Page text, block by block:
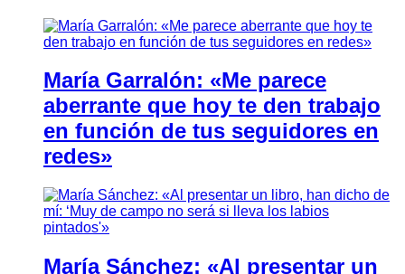
María Garralón: «Me parece
aberrante que hoy te den trabajo
en función de tus seguidores en
redes»
María Sánchez: «Al presentar un